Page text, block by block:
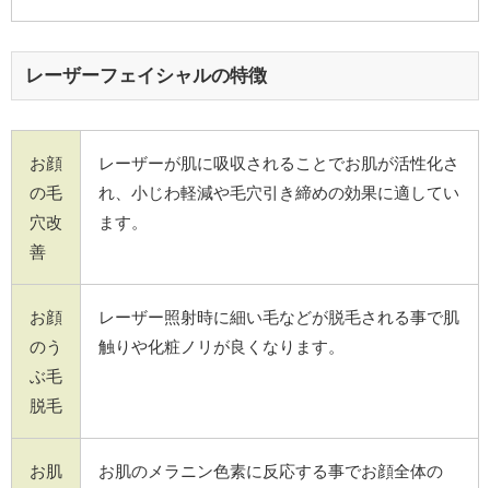
レーザーフェイシャルの特徴
お顔
の毛
穴改
善
レーザーが肌に吸収されることでお肌が活性化さ
れ、小じわ軽減や毛穴引き締めの効果に適してい
ます。
お顔
のう
ぶ毛
脱毛
レーザー照射時に細い毛などが脱毛される事で肌
触りや化粧ノリが良くなります。
お肌
お肌のメラニン色素に反応する事でお顔全体の